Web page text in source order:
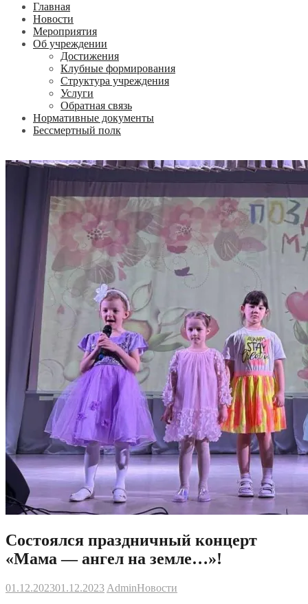
Главная
Новости
Мероприятия
Об учреждении
Достижения
Клубные формирования
Структура учреждения
Услуги
Обратная связь
Нормативные документы
Бессмертный полк
Состоялся праздничный концерт
«Мама — ангел на земле…»!
01.12.202301.12.2023 AdminНовости